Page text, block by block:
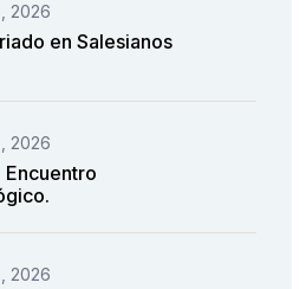
2026
en Salesianos
2026
Encuentro
2026